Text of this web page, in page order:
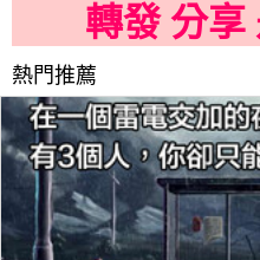
轉發 分享
熱門推薦